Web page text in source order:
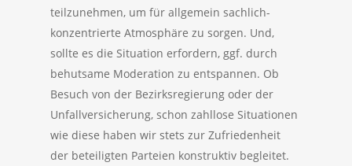
teilzunehmen, um für allgemein sachlich-
konzentrierte Atmosphäre zu sorgen. Und,
sollte es die Situation erfordern, ggf. durch
behutsame Moderation zu entspannen. Ob
Besuch von der Bezirksregierung oder der
Unfallversicherung, schon zahllose Situationen
wie diese haben wir stets zur Zufriedenheit
der beteiligten Parteien konstruktiv begleitet.